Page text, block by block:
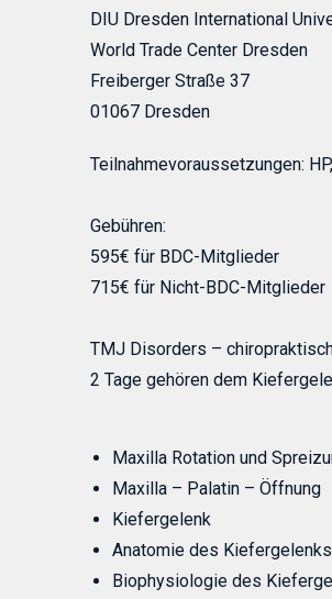
DIU Dresden International
World Trade Center Dresden
Freiberger Straße 37
01067 Dresden
Teilnahmevoraussetzungen:
Gebühren:
595€ für BDC-Mitglieder
715€ für Nicht-BDC-Mitglieder
TMJ Disorders –
2 Tage gehören dem
Maxilla Rotation und
Maxilla – Palatin – Öffnung
Kiefergelenk
Anatomie des Kiefergelenks
Biophysiologie des